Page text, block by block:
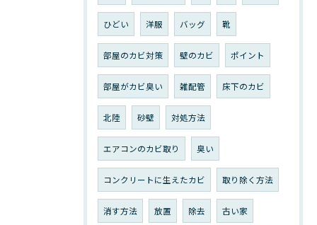
ひどい 洋服 バッグ 靴
部屋のカビ対策 壁のカビ ポイント
部屋がカビ臭い 雑配管 床下のカビ
北陸 砂壁 対処方法
エアコンのカビ取り 臭い
コンクリートに生えたカビ 取り除く方法
消す方法 放置 除去 古い家